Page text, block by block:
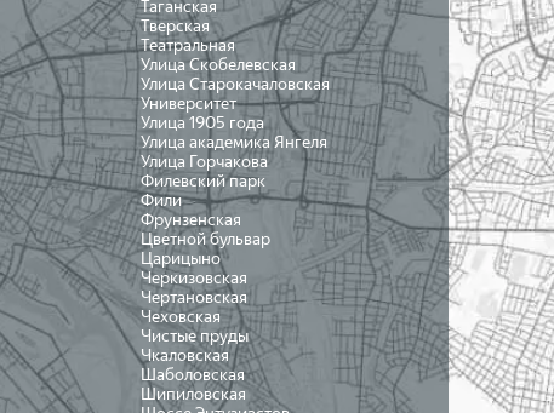
Таганская
Тверская
Театральная
Улица Скобелевская
Улица Старокачаловская
Университет
Улица 1905 года
Улица академика Янгеля
Улица Горчакова
Филевский парк
Фили
Фрунзенская
Цветной бульвар
Царицыно
Черкизовская
Чертановская
Чеховская
Чистые пруды
Чкаловская
Шаболовская
Шипиловская